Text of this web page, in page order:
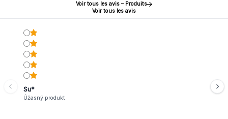
Voir tous les avis – Produits
Voir tous les avis
Su*
Úžasný produkt